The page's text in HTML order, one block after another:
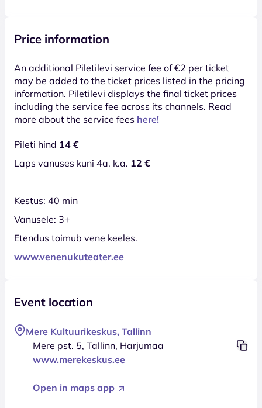
Price information
An additional Piletilevi service fee of €2 per ticket
may be added to the ticket prices listed in the pricing
information. Piletilevi displays the final ticket prices
including the service fee across its channels. Read
more about the service fees here!
Pileti hind 14 €
Laps vanuses kuni 4a. k.a. 12 €
Kestus: 40 min
Vanusele: 3+
Etendus toimub vene keeles.
www.venenukuteater.ee
Event location
Mere Kultuurikeskus, Tallinn
Mere pst. 5, Tallinn, Harjumaa
www.merekeskus.ee
Open in maps app